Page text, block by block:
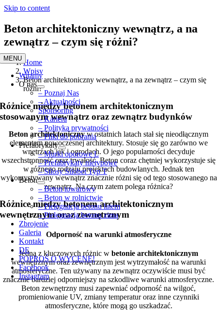
Skip to content
MENU
Witamy
O nas
– Poznaj Nas
– Aktualności
Sponsoring
– Kariera
– Polityka prywatności
– Pliki do pobrania
Prefabrykaty
– Murki oporowe L
– Prefabrykaty nietypowe
– Silosy Silobet Typ T
Beton
– Beton towarowy
– Beton w rolnictwie
– Pielęgnacja betonu latem
– Pielęgnacja betonu zimą
Zbrojenie
Galeria
Kontakt
DE
POPROŚ O WYCENĘ!
Facebook
Instagram
Beton architektoniczny wewnątrz, a na
zewnątrz – czym się różni?
Home
Wpisy
Beton architektoniczny wewnątrz, a na zewnątrz – czym się
różni?
Różnice między betonem architektonicznym
stosowanym wewnątrz oraz zewnątrz budynków
Beton architektonicznyw ostatnich latach stał się nieodłącznym
elementem nowoczesnej architektury. Stosuje się go zarówno we
wnętrzach jak i ogrodach. O jego popularności decyduje
wszechstronność oraz trwałość. Beton coraz chętniej wykorzystuje się
w różnego rodzaju projektach budowlanych. Jednak ten
wykorzystywany wewnątrz znacznie różni się od tego stosowanego na
zewnątrz. Na czym zatem polega różnica?
Różnice między betonem architektonicznym
wewnętrznym oraz zewnętrznym
Odporność na warunki atmosferyczne
Jedną z kluczowych różnic w betonie architektonicznym
wewnętrznym oraz zewnętrznym jest wytrzymałość na warunki
atmosferyczne. Ten używany na zewnątrz oczywiście musi być
znacznie bardziej odporniejszy na szkodliwe warunki atmosferyczne.
Beton zewnętrzny musi zapewniać odporność na wilgoć,
promieniowanie UV, zmiany temperatur oraz inne czynniki
atmosferyczne, które mogą go uszkadzać.